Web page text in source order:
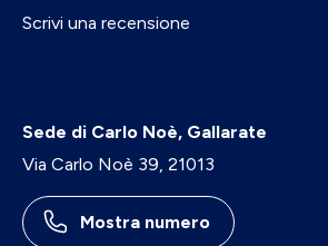
Scrivi una recensione
Sede di Carlo Noè, Gallarate
Via Carlo Noè 39, 21013
Mostra numero